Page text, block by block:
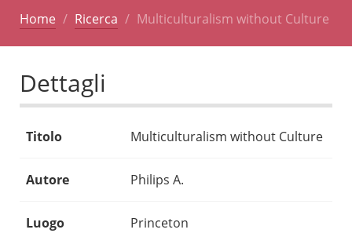
Home Ricerca Multiculturalism without Culture
Dettagli
Titolo Multiculturalism without Culture
Autore Philips A.
Luogo Princeton